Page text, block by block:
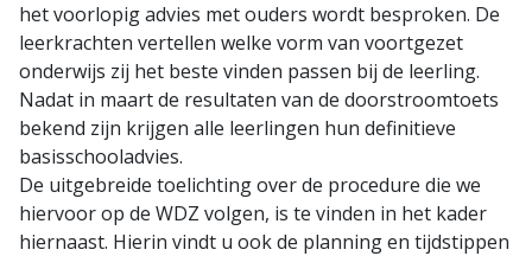
het voorlopig advies met ouders wordt besproken. De
leerkrachten vertellen welke vorm van voortgezet
onderwijs zij het beste vinden passen bij de leerling.
Nadat in maart de resultaten van de doorstroomtoets
bekend zijn krijgen alle leerlingen hun definitieve
basisschooladvies.
De uitgebreide toelichting over de procedure die we
hiervoor op de WDZ volgen, is te vinden in het kader
hiernaast. Hierin vindt u ook de planning en tijdstippen